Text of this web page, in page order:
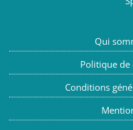
Qui
Politique
Conditions